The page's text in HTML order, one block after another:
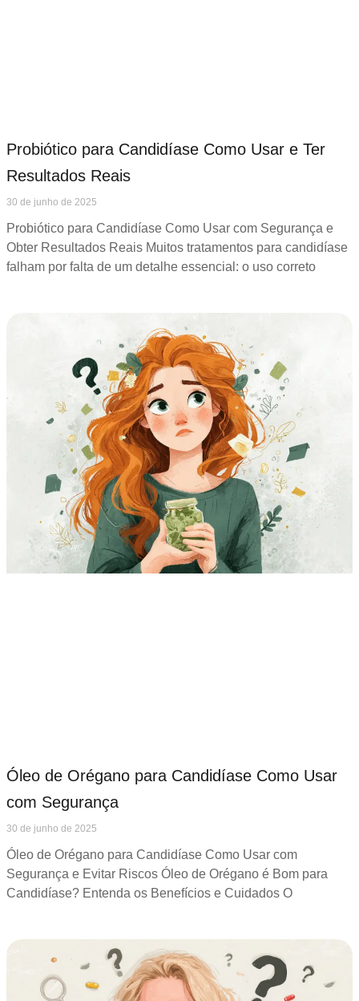
Probiótico para Candidíase Como Usar e Ter
Resultados Reais
30 de junho de 2025
Probiótico para Candidíase Como Usar com Segurança e
Obter Resultados Reais Muitos tratamentos para candidíase
falham por falta de um detalhe essencial: o uso correto
Óleo de Orégano para Candidíase Como Usar
com Segurança
30 de junho de 2025
Óleo de Orégano para Candidíase Como Usar com
Segurança e Evitar Riscos Óleo de Orégano é Bom para
Candidíase? Entenda os Benefícios e Cuidados O